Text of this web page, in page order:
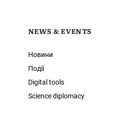
NEWS & EVENTS
Новини
Події
Digital tools
Science diplomacy